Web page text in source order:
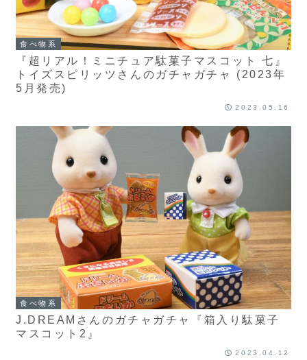
食べ物系
『超リアル！ミニチュア駄菓子マスコット 七』
トイズスピリッツさんのガチャガチャ (2023年
5月発売)
2023.05.16
食べ物系
J.DREAMさんのガチャガチャ『箱入り駄菓子
マスコット2』
2023.04.12